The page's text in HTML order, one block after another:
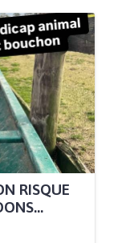
RISQUE